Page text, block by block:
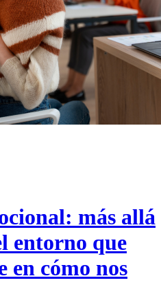
más allá
entorno que
cómo nos